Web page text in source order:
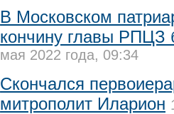
В Московском
кончину главы РПЦЗ
мая 2022 года, 09:34
Скончался
митрополит Иларион